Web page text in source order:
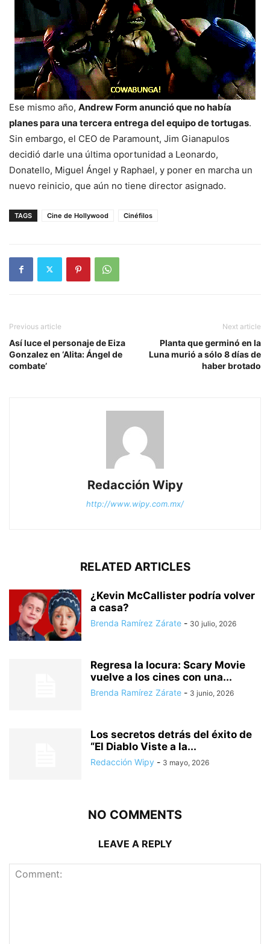
Ese mismo año, Andrew Form anunció que no había
planes para una tercera entrega del equipo de tortugas.
Sin embargo, el CEO de Paramount, Jim Gianapulos
decidió darle una última oportunidad a Leonardo,
Donatello, Miguel Ángel y Raphael, y poner en marcha un
nuevo reinicio, que aún no tiene director asignado.
TAGS Cine de Hollywood Cinéfilos
Previous article
Así luce el personaje de Eiza
Gonzalez en ‘Alita: Ángel de
combate’
Next article
Planta que germinó en la
Luna murió a sólo 8 días de
haber brotado
Redacción Wipy
http://www.wipy.com.mx/
RELATED ARTICLES
¿Kevin McCallister podría volver
a casa?
Brenda Ramírez Zárate - 30 julio, 2026
Regresa la locura: Scary Movie
vuelve a los cines con una...
Brenda Ramírez Zárate - 3 junio, 2026
Los secretos detrás del éxito de
“El Diablo Viste a la...
Redacción Wipy - 3 mayo, 2026
NO COMMENTS
LEAVE A REPLY